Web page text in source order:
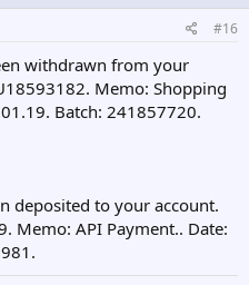
#16
withdrawn from your
Memo: Shopping
Batch: 241857720.
deposited to your account.
Memo: API Payment.. Date: